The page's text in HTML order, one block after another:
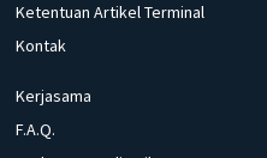
Ketentuan Artikel Terminal
Kontak
Kerjasama
F.A.Q.